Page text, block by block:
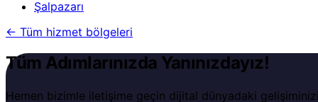
Şalpazarı
← Tüm hizmet bölgeleri
Tüm Adımlarınızda Yanınızdayız!
Hemen bizimle iletişime geçin dijital dünyadaki